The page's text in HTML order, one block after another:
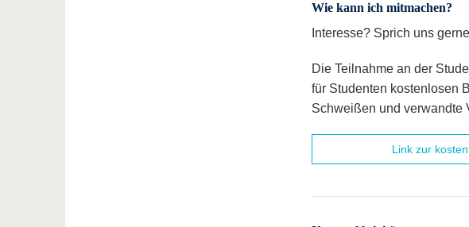
Wie kann ich mitmachen?
Interesse? Sprich uns
Die Teilnahme an der
für Studenten kostenlosen
Schweißen und verwandte
Link zur